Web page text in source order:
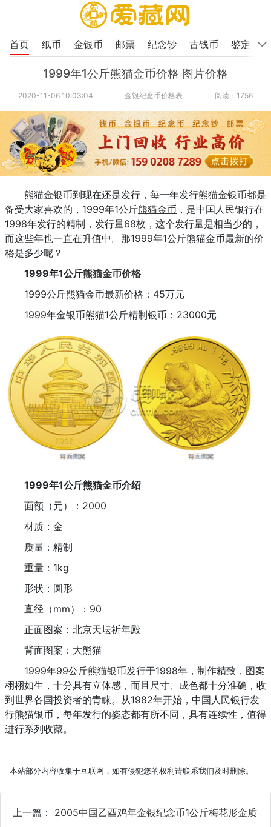
首页 纸币 金银币 邮票 纪念钞 古钱币 鉴定
1999年1公斤熊猫金币价格 图片价格
2020-11-06 10:03:04 金银纪念币价格表 阅读：1756
熊猫金银币到现在还是发行，每一年发行熊猫金银币都是
备受大家喜欢的，1999年1公斤熊猫金币 ，是中国人民银行在
1998年发行的精制，发行量68枚，这个发行量是相当少的，
而这些年也一直在升值中。那1999年1公斤熊猫金币最新的价
格是多少呢？
1999年1公斤熊猫金币价格
1999公斤熊猫金币最新价格：45万元
1999年金银币熊猫1公斤精制银币：23000元
1999年1公斤熊猫金币介绍
面额（元）：2000
材质：金
质量：精制
重量：1kg
形状：圆形
直径（mm）：90
正面图案：北京天坛祈年殿
背面图案：大熊猫
1999年99公斤熊猫银币发行于1998年，制作精致，图案
栩栩如生，十分具有立体感，而且尺寸、成色都十分准确，收
到世界各国投资者的青睐。从1982年开始，中国人民银行发
行熊猫银币，每年发行的姿态都有所不同，具有连续性，值得
进行系列收藏。
本站部分内容收集于互联网，如有侵犯您的权利请联系我们及时删除。
上一篇： 2005中国乙酉鸡年金银纪念币1公斤梅花形金质